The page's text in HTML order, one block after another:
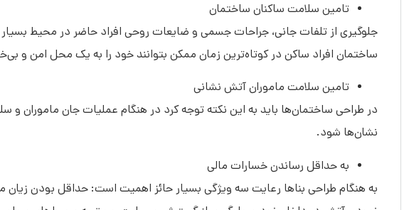
تامین سلامت ساکنان ساختمان
جلوگیری از تلفات جانی، جراحات جسمی و ضایعات روحی افراد حاضر در محیط
ساختمان افراد ساکن در کوتاه‌ترین زمان ممکن بتوانند خود را به یک محل امن و
تامین سلامت ماموران آتش نشانی
در طراحی ساختمان‌ها باید به این نکته توجه کرد در هنگام عملیات جان ماموران
نشان‌ها شود.
به حداقل رساندن خسارات مالی
به هنگام طراحی بناها رعایت سه ویژگی بسیار حائز اهمیت است: حداقل بودن